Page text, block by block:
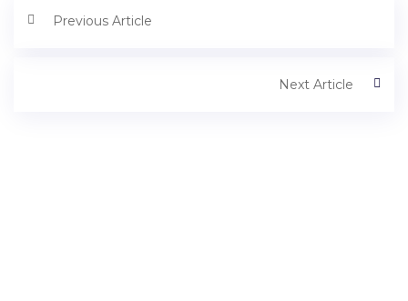
Previous Article
Next Article